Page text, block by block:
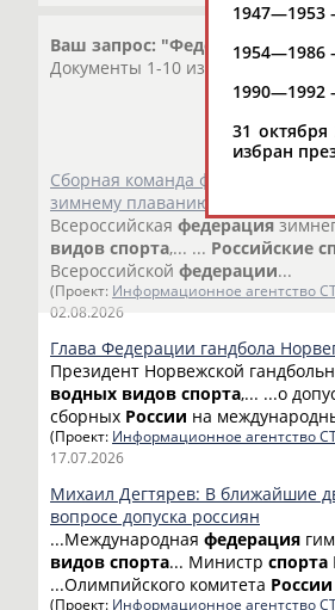
Ваш запрос: "Федерация
Документы 1-10 из 93 найденных
Сборная команда федерации
зимнему плаванию в Аргентине
Всероссийская федерация
видов спорта,... ... Российские
Всероссийской федерации...
(Проект: Информационное агентство
02.08.2026
Глава Федерации гандбола
Президент Норвежской
водных видов спорта,... ...о
сборных России на
(Проект: Информационное агентство
17.07.2026
Михаил Дегтярев: В ближайшие
вопросе допуска россиян
...Международная федерация
видов спорта... Министр спорта
...Олимпийского комитета России
(Проект: Информационное агентство
1947—1953
31
избран